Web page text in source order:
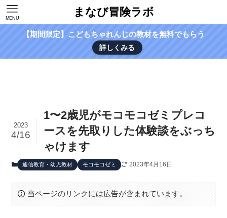
まなび冒険ラボ
MENU
【期間限定】こどもちゃれんじの教材を無料でもらう
詳しくみる
1〜2歳児がモコモコゼミプレコ
ースを先取りした体験談をぶっち
ゃけます
2023
4/16
通信教育・幼児教材 モコモコゼミ 2023年4月16日
当ページのリンクには広告が含まれています。